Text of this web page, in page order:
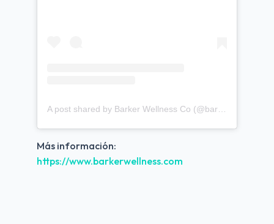
Más información:
https://www.barkerwellness.com